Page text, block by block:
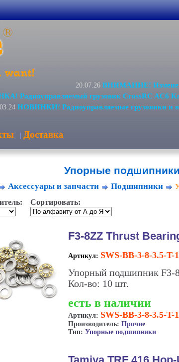
20.07.26 ВНИМАНИЕ!
Радиоуправляемый грузовик CrossRC AC6
НОВИНКИ! Радиоуправляемые грузовики и
| Доставка
Упорные
Аксессуары и запчасти Подшипники
Сортировать:
F3-8ZZ Thrust
Артикул: SWS-BB-3-8-3.5-T-
Упорный подшипник F3-
Кол-во: 10 шт.
есть в наличии
Артикул: SWS-BB-3-8-3.5-T-
Производитель: Прочие
Тип: Упорные подшипники